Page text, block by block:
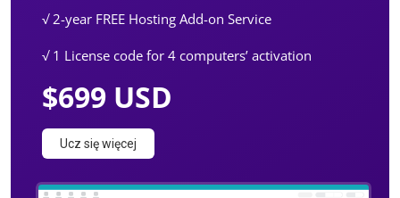
√ 2-year FREE Hosting Add-on Service
√ 1 License code for 4 computers’ activation
$699 USD
Ucz się więcej